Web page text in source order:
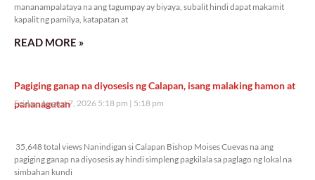
mananampalataya na ang tagumpay ay biyaya, subalit hindi dapat makamit
kapalit ng pamilya, katapatan at
READ MORE »
Pagiging ganap na diyosesis ng Calapan, isang malaking hamon at
pananagutan
Friday, August 7, 2026 5:18 pm 5:18 pm
35,648 total views Nanindigan si Calapan Bishop Moises Cuevas na ang
pagiging ganap na diyosesis ay hindi simpleng pagkilala sa paglago ng lokal na
simbahan kundi